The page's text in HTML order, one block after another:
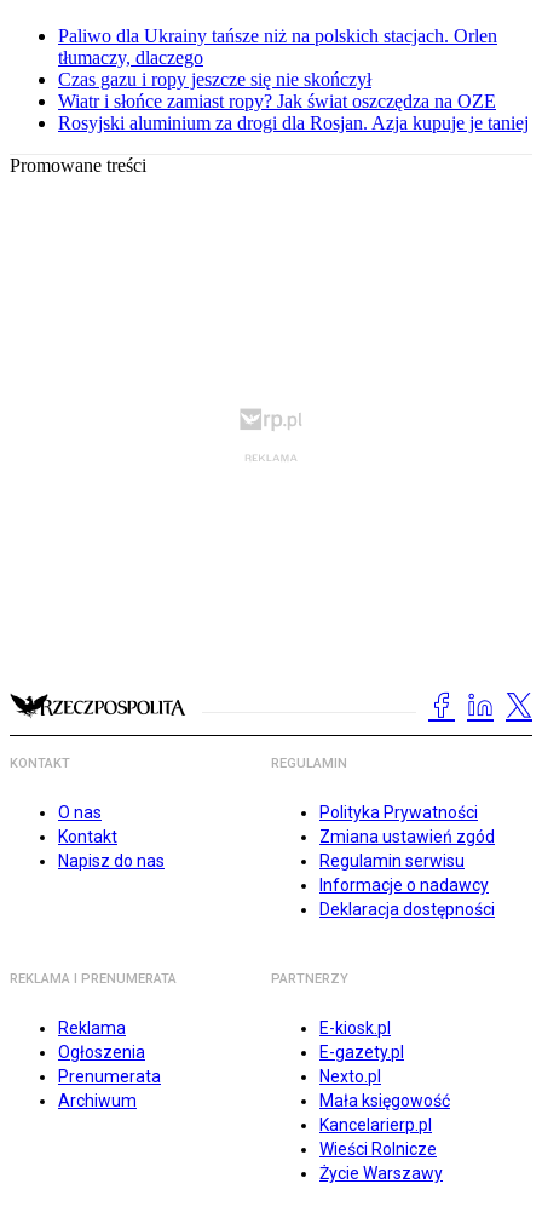
Paliwo dla Ukrainy tańsze niż na polskich stacjach. Orlen
tłumaczy, dlaczego
Czas gazu i ropy jeszcze się nie skończył
Wiatr i słońce zamiast ropy? Jak świat oszczędza na OZE
Rosyjski aluminium za drogi dla Rosjan. Azja kupuje je taniej
Promowane treści
KONTAKT
O nas
Kontakt
Napisz do nas
REGULAMIN
Polityka Prywatności
Zmiana ustawień zgód
Regulamin serwisu
Informacje o nadawcy
Deklaracja dostępności
REKLAMA I PRENUMERATA
Reklama
Ogłoszenia
Prenumerata
Archiwum
PARTNERZY
E-kiosk.pl
E-gazety.pl
Nexto.pl
Mała księgowość
Kancelarierp.pl
Wieści Rolnicze
Życie Warszawy